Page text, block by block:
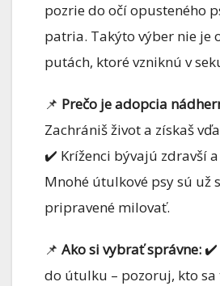
pozrie do očí opusteného
patria. Takýto výber nie je
putách, ktoré vzniknú v
📌 Prečo je adopcia
Zachrániš život a získaš
✔️ Kríženci bývajú zdravší
Mnohé útulkové psy sú už
pripravené milovať.
📌 Ako si vybrať správne: ✔️
do útulku – pozoruj, kto